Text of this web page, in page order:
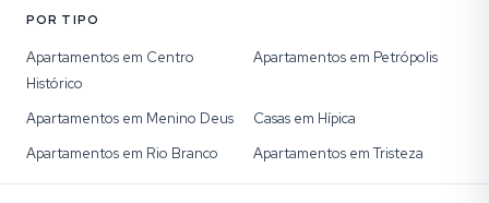
POR TIPO
Apartamentos em Centro
Histórico
Apartamentos em Petrópolis
Apartamentos em Menino Deus
Casas em Hípica
Apartamentos em Rio Branco
Apartamentos em Tristeza